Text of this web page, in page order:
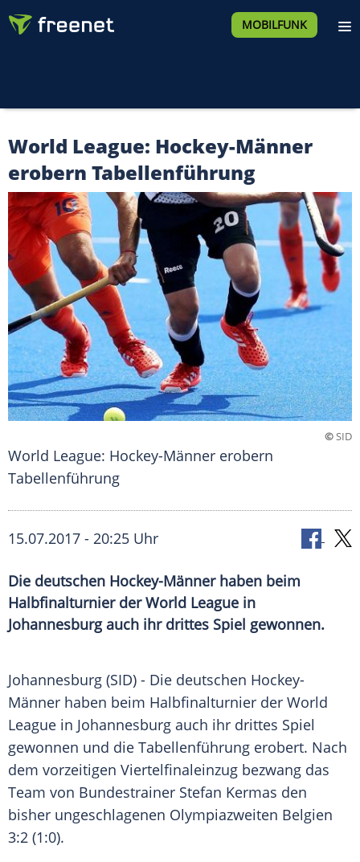
MOBILFUNK
World League: Hockey-Männer
erobern Tabellenführung
©SID
World League: Hockey-Männer erobern
Tabellenführung
15.07.2017 - 20:25 Uhr
Die deutschen Hockey-Männer haben beim
Halbfinalturnier der World League in
Johannesburg auch ihr drittes Spiel gewonnen.
Johannesburg (SID) - Die deutschen Hockey-
Männer haben beim Halbfinalturnier der World
League in Johannesburg auch ihr drittes Spiel
gewonnen und die Tabellenführung erobert. Nach
dem vorzeitigen Viertelfinaleinzug bezwang das
Team von Bundestrainer Stefan Kermas den
bisher ungeschlagenen Olympiazweiten Belgien
3:2 (1:0).